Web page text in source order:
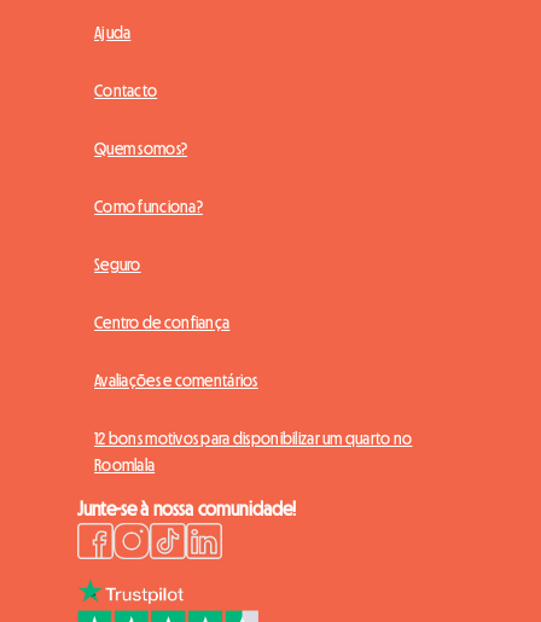
Ajuda
Contacto
Quem somos?
Como funciona?
Seguro
Centro de confiança
Avaliações e comentários
12 bons motivos para disponibilizar um quarto no
Roomlala
Junte-se à nossa comunidade!